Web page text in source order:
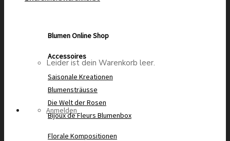
Leider ist dein Warenkorb leer.
Anmelden
Blumen Online Shop
Accessoires
Saisonale Kreationen
Blumensträusse
Die Welt der Rosen
Bijoux de Fleurs Blumenbox
Florale Kompositionen